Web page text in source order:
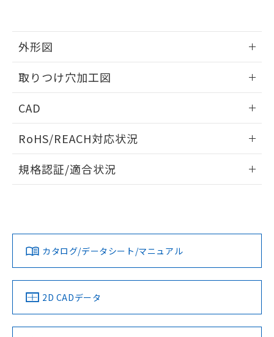
外形図
取りつけ穴加工図
CAD
ドすることができます。
ログイン/会員登録
ダウンロードデータをご利用いただく前に、以下を必ずお読
みください。
ソフトウェアの使用条件
RoHS/REACH対応状況
EU RoHS 注意事項・凡例
対応済み
中国 RoHS 注意事項・凡例
規格認証/適合状況
LR型式承認
（イギリス
船舶規格）
DNV型式承認
（ノルウェー
BV型式承認
（フランス
KR型式
（韓国
No No No No
カタログ/データシート/マニュアル
2D CADデータ
の共同利用に関して"
の「1.共同利
るもので、過去に遡って非含有を証明する
ものではありません。
また、RoHS指令のフタル酸エステル類４
既に当社にて対応品への在庫切替を完了
していることから、特段のことがない限
り、2022年1月12日より割愛しておりま
す。